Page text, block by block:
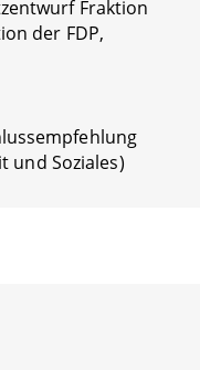
Fraktion
der FDP,
und Soziales)